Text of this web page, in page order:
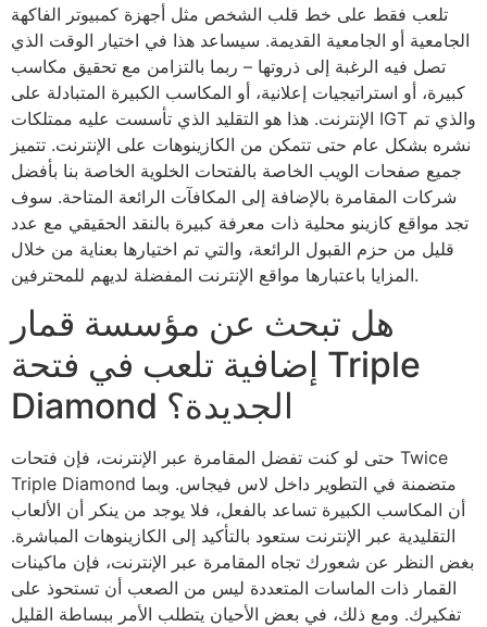
تلعب فقط على خط قلب الشخص مثل أجهزة كمبيوتر الفاكهة
الجامعية أو الجامعية القديمة. سيساعد هذا في اختيار الوقت الذي
تصل فيه الرغبة إلى ذروتها – ربما بالتزامن مع تحقيق مكاسب
كبيرة، أو استراتيجيات إعلانية، أو المكاسب الكبيرة المتبادلة على
الإنترنت. هذا هو التقليد الذي تأسست عليه ممتلكات IGT والذي تم
نشره بشكل عام حتى تتمكن من الكازينوهات على الإنترنت. تتميز
جميع صفحات الويب الخاصة بالفتحات الخلوية الخاصة بنا بأفضل
شركات المقامرة بالإضافة إلى المكافآت الرائعة المتاحة. سوف
تجد مواقع كازينو محلية ذات معرفة كبيرة بالنقد الحقيقي مع عدد
قليل من حزم القبول الرائعة، والتي تم اختيارها بعناية من خلال
المزايا باعتبارها مواقع الإنترنت المفضلة لديهم للمحترفين.
هل تبحث عن مؤسسة قمار
إضافية تلعب في فتحة Triple
Diamond الجديدة؟
حتى لو كنت تفضل المقامرة عبر الإنترنت، فإن فتحات Twice
Triple Diamond متضمنة في التطوير داخل لاس فيجاس. وبما
أن المكاسب الكبيرة تساعد بالفعل، فلا يوجد من ينكر أن الألعاب
التقليدية عبر الإنترنت ستعود بالتأكيد إلى الكازينوهات المباشرة.
بغض النظر عن شعورك تجاه المقامرة عبر الإنترنت، فإن ماكينات
القمار ذات الماسات المتعددة ليس من الصعب أن تستحوذ على
تفكيرك. ومع ذلك، في بعض الأحيان يتطلب الأمر ببساطة القليل